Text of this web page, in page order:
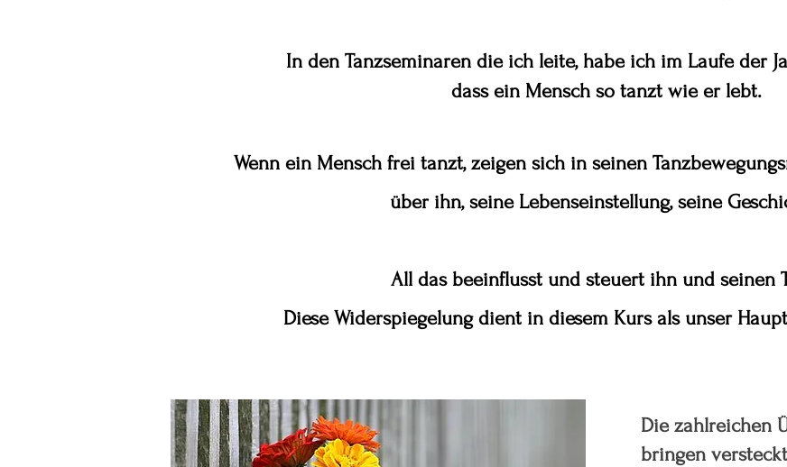
In den Tanzseminaren die ich leite, habe ich im Laufe der
dass ein Mensch so tanzt wie er lebt.
Wenn ein Mensch frei tanzt, zeigen sich in seinen
über ihn,seine Lebenseinstellung, seine
All das beeinflusst und steuert ihn und seinen
Diese Widerspiegelung dient in diesem Kurs als unser
Die zahlreichen
bringen